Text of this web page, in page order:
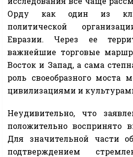
Орду как один из
политической
Евразии. Через ее
важнейшие торговые
Восток и Запад, а сама
роль своеобразного моста
цивилизациями и
Неудивительно, что
положительно воспринято
Для значительной части
подтверждением